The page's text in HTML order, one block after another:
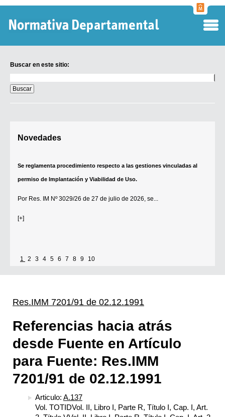
Buscar en este sitio:
en
este
sitio:
Novedades
Se reglamenta procedimiento respecto a las gestiones vinculadas al
permiso de Implantación y Viabilidad de Uso.
Por Res. IM Nº 3029/26 de 27 de julio de 2026, se...
[+]
1 2 3 4 5 6 7 8 9 10
Res.IMM 7201/91 de 02.12.1991
Referencias hacia atrás
desde Fuente en Artículo
para Fuente: Res.IMM
7201/91 de 02.12.1991
Articulo: A.137
Vol. TOTIDVol. II, Libro I, Parte R, Título I, Cap. I, Art.